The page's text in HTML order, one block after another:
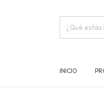
INICIO